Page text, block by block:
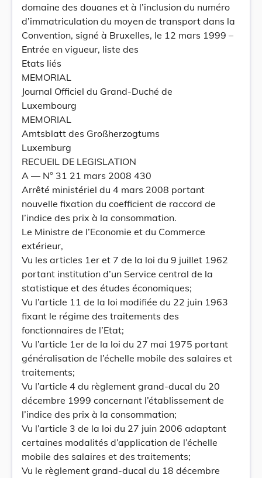
domaine des douanes et à l’inclusion du numéro
d’immatriculation du moyen de transport dans la
Convention, signé à Bruxelles, le 12 mars 1999 –
Entrée en vigueur, liste des
Etats liés
MEMORIAL
Journal Officiel du Grand-Duché de
Luxembourg
MEMORIAL
Amtsblatt des Großherzogtums
Luxemburg
RECUEIL DE LEGISLATION
A –– N° 31 21 mars 2008 430
Arrêté ministériel du 4 mars 2008 portant
nouvelle fixation du coefficient de raccord de
l’indice des prix à la consommation.
Le Ministre de l’Economie et du Commerce
extérieur,
Vu les articles 1er et 7 de la loi du 9 juillet 1962
portant institution d’un Service central de la
statistique et des études économiques;
Vu l’article 11 de la loi modifiée du 22 juin 1963
fixant le régime des traitements des
fonctionnaires de l’Etat;
Vu l’article 1er de la loi du 27 mai 1975 portant
généralisation de l’échelle mobile des salaires et
traitements;
Vu l’article 4 du règlement grand-ducal du 20
décembre 1999 concernant l’établissement de
l’indice des prix à la consommation;
Vu l’article 3 de la loi du 27 juin 2006 adaptant
certaines modalités d’application de l’échelle
mobile des salaires et des traitements;
Vu le règlement grand-ducal du 18 décembre